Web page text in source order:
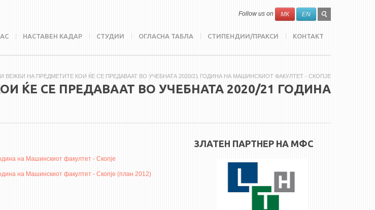
SEARCH
FORM
Search
Follow us on МК EN
НАСТАВЕН КАДАР СТУДИИ ОГЛАСНА ТАБЛА СТИПЕНДИИ/ПРАКСИ КОНТАКТ
ВЕЖБИ НА ПРЕДМЕТИТЕ КОИ ЌЕ СЕ ПРЕДАВААТ ВО УЧЕБНАТА 2020/21 ГОДИНА НА МАШИНСКИОТ ФАКУЛТЕТ - СКОПЈЕ
ЌЕ СЕ ПРЕДАВААТ ВО УЧЕБНАТА 2020/21 ГОДИНА
на Машинскиот факултет - Скопје
на Машинскиот факултет - Скопје (план 2012)
ЗЛАТЕН ПАРТНЕР НА МФС